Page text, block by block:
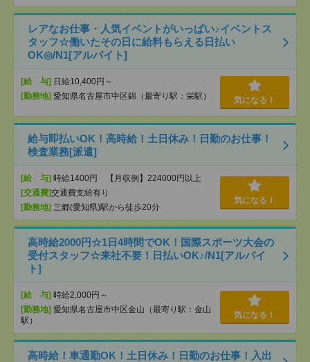
レアなお仕事・人気イベントがいっぱい♪イベントス
タッフ☆働いたその日に給料もらえる日払い
OK◎/N1[アルバイト]
[給 与] 日給10,400円～
[勤務地] 愛知県名古屋市中区錦（最寄り駅：栄駅） 気になる！
給与即払いOK！高時給！土日休み！日勤のお仕事！
検査業務[派遣]
[給 与] 時給1400円 【月収例】224000円以上
[交通費]交通費支給有り
[勤務地] 三郷(愛知県)駅から徒歩20分
気になる！
高時給2000円☆1日4時間でOK！国際スポーツ大会の
受付スタッフ☆来社不要！日払いOK♪/N1[アルバイ
ト]
[給 与] 時給2,000円～
[勤務地] 愛知県名古屋市中区金山（最寄り駅：金山
駅）
気になる！
高時給！車通勤OK！土日休み！日勤のお仕事！入出